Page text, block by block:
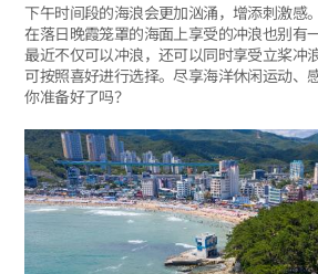
下午时间段的海浪会更加汹涌，增添刺激感。
在落日晚霞笼罩的海面上享受的冲浪也别有
最近不仅可以冲浪，还可以同时享受立桨冲
可按照喜好进行选择。尽享海洋休闲运动、
你准备好了吗？